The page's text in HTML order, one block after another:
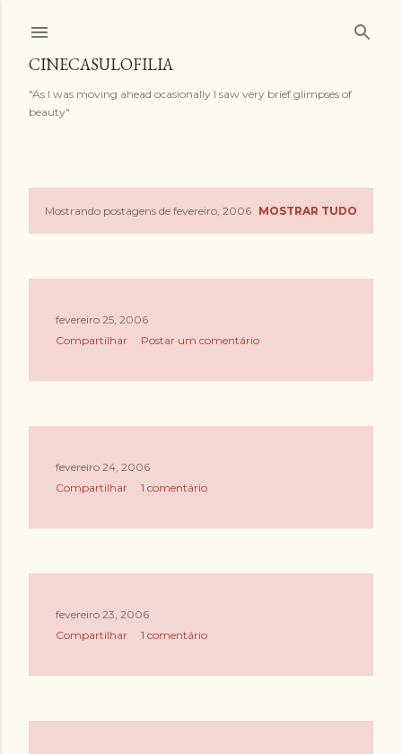
CINECASULOFILIA
"As I was moving ahead ocasionally I saw very brief glimpses of
beauty"
P
e
Mostrando postagens de fevereiro, 2006 MOSTRAR TUDO
fevereiro 25, 2006
Compartilhar
Postar um comentário
fevereiro 24, 2006
Compartilhar
1 comentário
fevereiro 23, 2006
Compartilhar
1 comentário